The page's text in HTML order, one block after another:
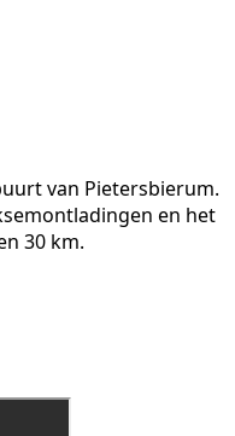
van Pietersbierum.
en het
30 km.